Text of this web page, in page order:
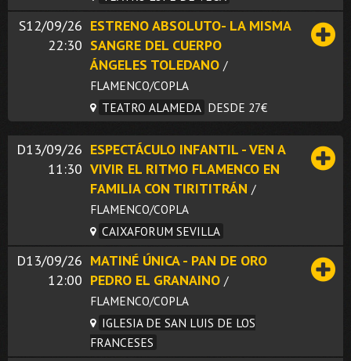
S12/09/26
22:30
ESTRENO ABSOLUTO- LA MISMA
SANGRE DEL CUERPO
ÁNGELES TOLEDANO /
FLAMENCO/COPLA
TEATRO ALAMEDA DESDE 27€
D13/09/26
11:30
ESPECTÁCULO INFANTIL - VEN A
VIVIR EL RITMO FLAMENCO EN
FAMILIA CON TIRITITRÁN /
FLAMENCO/COPLA
CAIXAFORUM SEVILLA
D13/09/26
12:00
MATINÉ ÚNICA - PAN DE ORO
PEDRO EL GRANAINO /
FLAMENCO/COPLA
IGLESIA DE SAN LUIS DE LOS
FRANCESES